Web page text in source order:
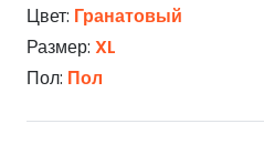
Цвет: Гранатовый
Размер: XL
Пол: Пол